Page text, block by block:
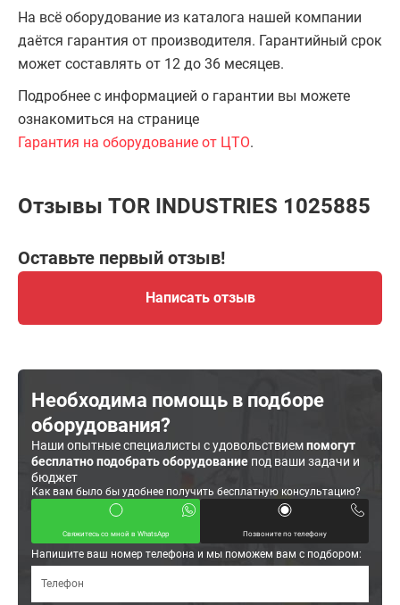
На всё оборудование из каталога нашей компании
даётся гарантия от производителя. Гарантийный срок
может составлять от 12 до 36 месяцев.
Подробнее с информацией о гарантии вы можете
ознакомиться на странице
Гарантия на оборудование от ЦТО.
Отзывы TOR INDUSTRIES 1025885
Оставьте первый отзыв!
Написать отзыв
Необходима помощь в подборе
оборудования?
Наши опытные специалисты с удовольствиемпомогут
бесплатно подобрать оборудование под ваши задачи и
бюджет
Как вам было бы удобнее получить бесплатную консультацию?
Свяжитесь со мной в WhatsApp Позвоните по телефону
Напишите ваш номер телефона и мы поможем вам с подбором: